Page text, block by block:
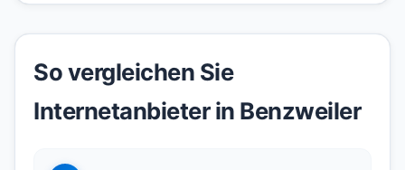
So vergleichen Sie
Internetanbieter in Benzweiler